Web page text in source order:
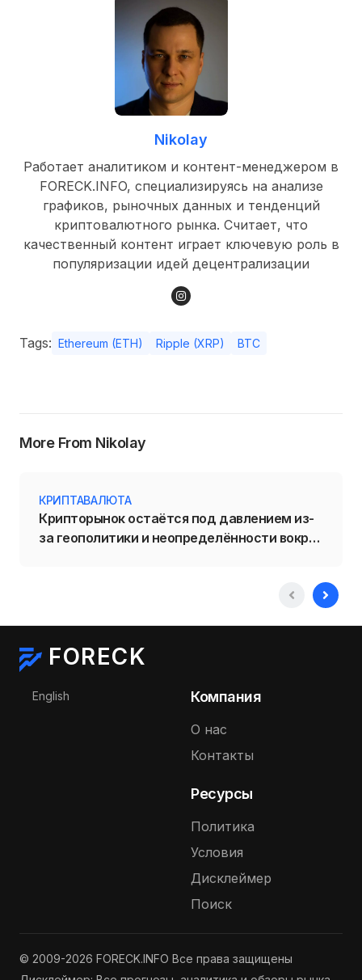
Nikolay
Работает аналитиком и контент-менеджером в
FORECK.INFO, специализируясь на анализе
графиков, рыночных данных и тенденций
криптовалютного рынка. Считает, что
качественный контент играет ключевую роль в
популяризации идей децентрализации
Tags: Ethereum (ETH) Ripple (XRP) BTC
More From Nikolay
КРИПТАВАЛЮТА
Крипторынок остаётся под давлением из-
за геополитики и неопределённости вокруг
FORECK
Выберите язык
English Компания
О нас
Контакты
Ресурсы
Политика
Условия
Дисклеймер
Поиск
© 2009-2026 FORECK.INFO Все права защищены